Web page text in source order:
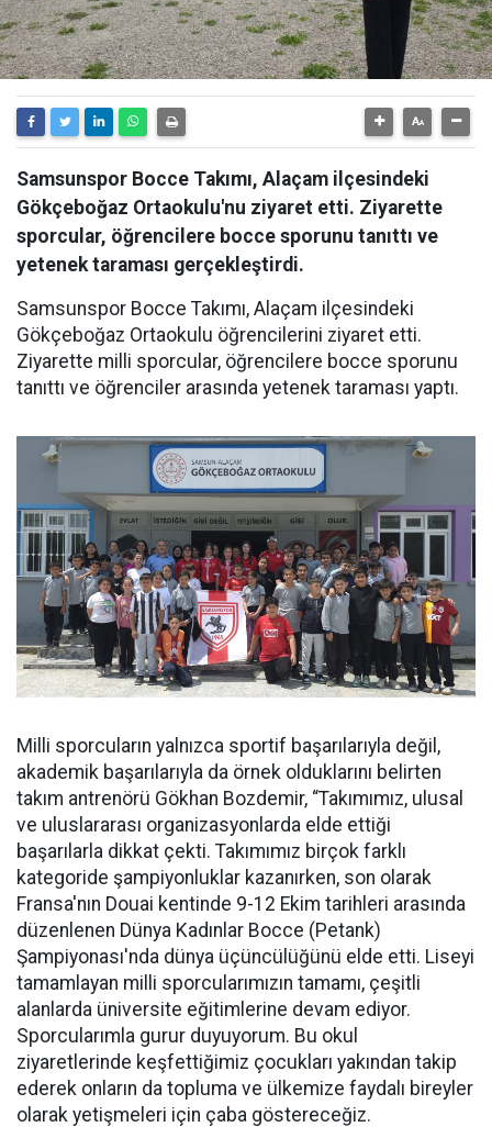
Samsunspor Bocce Takımı, Alaçam ilçesindeki
Gökçeboğaz Ortaokulu'nu ziyaret etti. Ziyarette
sporcular, öğrencilere bocce sporunu tanıttı ve
yetenek taraması gerçekleştirdi.
Samsunspor Bocce Takımı, Alaçam ilçesindeki
Gökçeboğaz Ortaokulu öğrencilerini ziyaret etti.
Ziyarette milli sporcular, öğrencilere bocce sporunu
tanıttı ve öğrenciler arasında yetenek taraması yaptı.
Milli sporcuların yalnızca sportif başarılarıyla değil,
akademik başarılarıyla da örnek olduklarını belirten
takım antrenörü Gökhan Bozdemir, “Takımımız, ulusal
ve uluslararası organizasyonlarda elde ettiği
başarılarla dikkat çekti. Takımımız birçok farklı
kategoride şampiyonluklar kazanırken, son olarak
Fransa'nın Douai kentinde 9-12 Ekim tarihleri arasında
düzenlenen Dünya Kadınlar Bocce (Petank)
Şampiyonası'nda dünya üçüncülüğünü elde etti. Liseyi
tamamlayan milli sporcularımızın tamamı, çeşitli
alanlarda üniversite eğitimlerine devam ediyor.
Sporcularımla gurur duyuyorum. Bu okul
ziyaretlerinde keşfettiğimiz çocukları yakından takip
ederek onların da topluma ve ülkemize faydalı bireyler
olarak yetişmeleri için çaba göstereceğiz.